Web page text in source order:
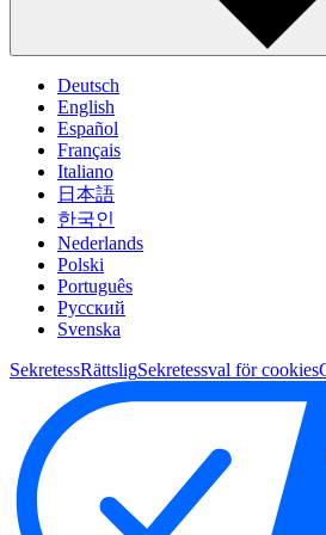
Deutsch
English
Español
Français
Italiano
日本語
한국인
Nederlands
Polski
Português
Pусский
Svenska
SekretessRättsligSekretessval för cookies